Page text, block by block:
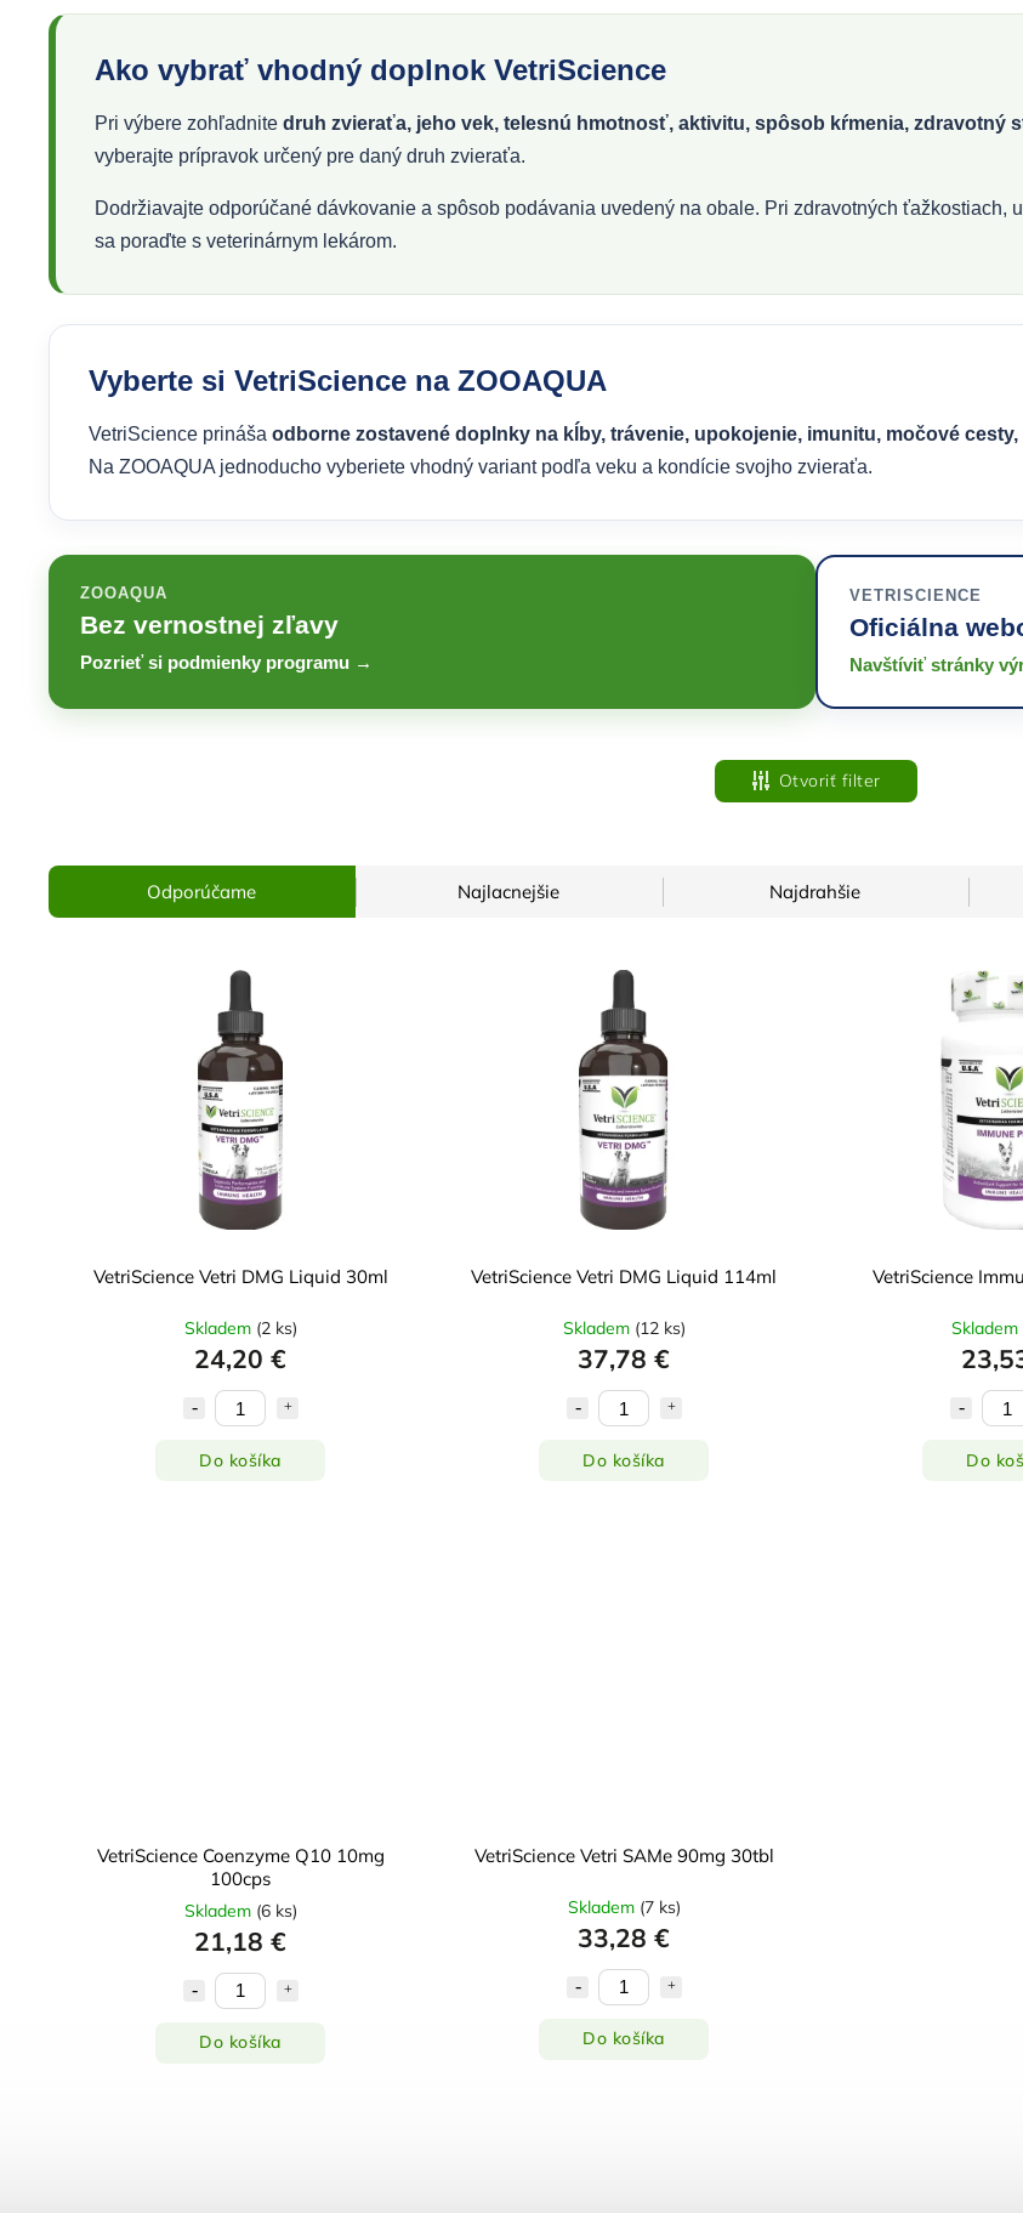
Ako vybrať vhodný doplnok VetriScience
Pri výbere zohľadnite druh zvieraťa, jeho vek, telesnú hmotnosť, aktivitu, spôsob kŕmenia,
vyberajte prípravok určený pre daný druh zvieraťa.
Dodržiavajte odporúčané dávkovanie a spôsob podávania uvedený na obale. Pri zdravotných
sa poraďte s veterinárnym lekárom.
Vyberte si VetriScience na ZOOAQUA
VetriScience prináša odborne zostavené doplnky na kĺby, trávenie, upokojenie, imunitu, močové
Na ZOOAQUA jednoducho vyberiete vhodný variant podľa veku a kondície svojho zvieraťa.
ZOOAQUA
Bez vernostnej zľavy
Pozrieť si podmienky programu →
VETRISCIENCE
Oficiálna
Navštíviť stránky
Otvoriť filter
Odporúčame Najlacnejšie Najdrahšie
VetriScience Vetri DMG Liquid 30ml
Skladem (2 ks)
24,20 €
Do košíka
VetriScience Vetri DMG Liquid 114ml
Skladem (12 ks)
37,78 €
Do košíka
VetriScience
Skladem
Do
VetriScience Coenzyme Q10 10mg
100cps
Skladem (6 ks)
21,18 €
Do košíka
VetriScience Vetri SAMe 90mg 30tbl
Skladem (7 ks)
33,28 €
Do košíka